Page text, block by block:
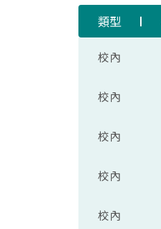
類型
校內
校內
校內
校內
校內